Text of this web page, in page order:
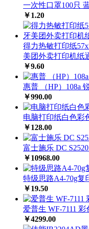
一次性口罩100只
￥1.20
得力热敏打印纸
美团外卖打印机纸
￥9.60
惠普 （HP）108a
￥990.00
电脑打印纸白色彩
￥128.00
富士施乐 DC
￥10968.00
特级思路A4-70g复
￥19.50
爱普生 WF-7111
￥4299.00